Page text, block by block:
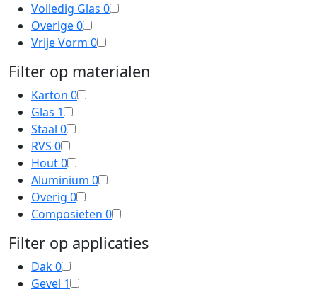
Volledig Glas 0
Overige0
Vrije Vorm 0
Filter op materialen
Karton 0
Glas 1
Staal 0
RVS 0
Hout0
Aluminium 0
Overig 0
Composieten 0
Filter op applicaties
Dak0
Gevel 1